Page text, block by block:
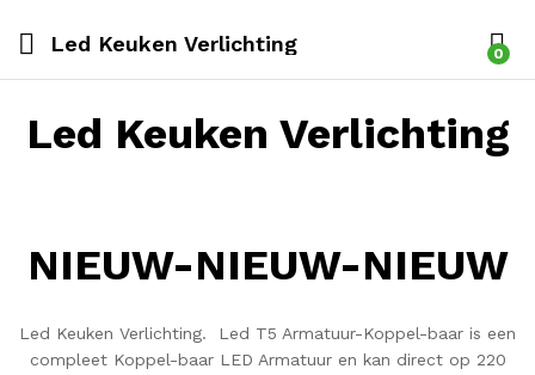
Led Keuken Verlichting 0
Led Keuken Verlichting
NIEUW-NIEUW-NIEUW
Led Keuken Verlichting. Led T5 Armatuur-Koppel-baar is een
compleet Koppel-baar LED Armatuur en kan direct op 220